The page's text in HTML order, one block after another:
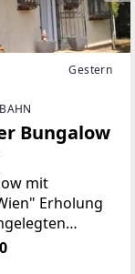
Gestern
Bungalow
mit
der